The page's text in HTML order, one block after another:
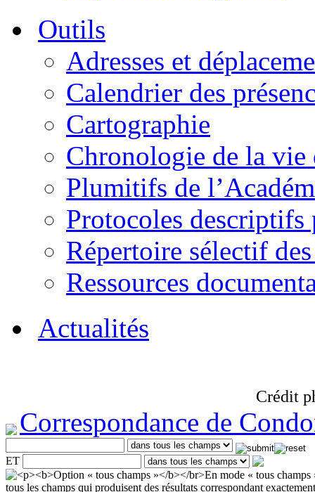
Outils
Adresses et
Calendrier des
Cartographie
Chronologie de la vie
Plumitifs de
Protocoles descriptifs
Répertoire sélectif
Ressources
Actualités
Crédit
Correspondance de
ET